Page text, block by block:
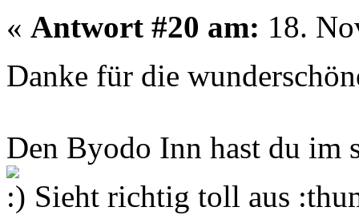
« Antwort #20 am: 18.
Danke für die
Den Byodo Inn hast du im
Sieht richtig toll aus